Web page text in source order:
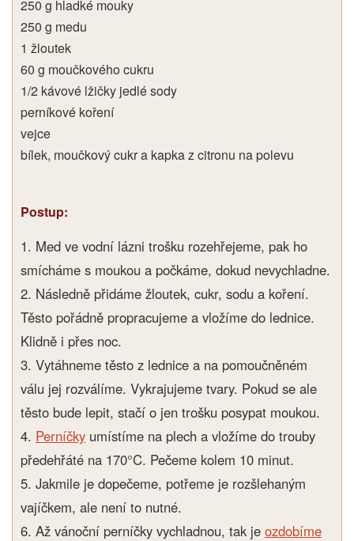
250 g hladké mouky
250 g medu
1 žloutek
60 g moučkového cukru
1/2 kávové lžičky jedlé sody
perníkové koření
vejce
bílek, moučkový cukr a kapka z citronu na polevu
Postup:
1. Med ve vodní lázni trošku rozehřejeme, pak ho
smícháme s moukou a počkáme, dokud nevychladne.
2. Následně přidáme žloutek, cukr, sodu a koření.
Těsto pořádně propracujeme a vložíme do lednice.
Klidně i přes noc.
3. Vytáhneme těsto z lednice a na pomoučněném
válu jej rozválíme. Vykrajujeme tvary. Pokud se ale
těsto bude lepit, stačí o jen trošku posypat moukou.
4. Perníčky umístíme na plech a vložíme do trouby
předehřáté na 170°C. Pečeme kolem 10 minut.
5. Jakmile je dopečeme, potřeme je rozšlehaným
vajíčkem, ale není to nutné.
6. Až vánoční perníčky vychladnou, tak je ozdobíme